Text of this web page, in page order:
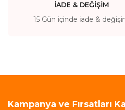
İADE & DEĞİŞİM
15 Gün içinde iade &
Kampanya ve Fırsatları